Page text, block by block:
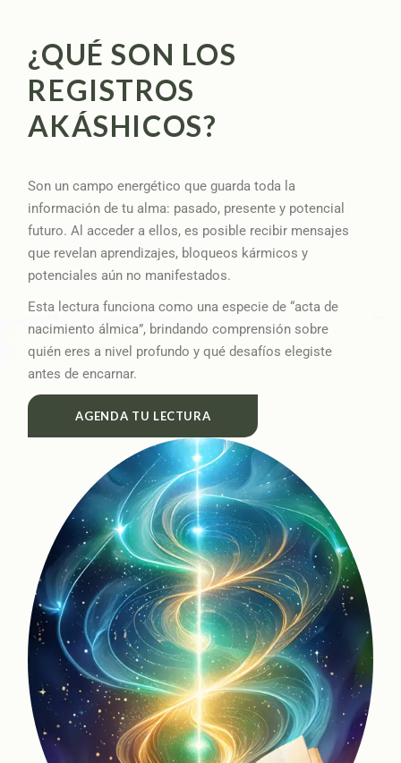
¿QUÉ SON LOS
REGISTROS
AKÁSHICOS?
Son un campo energético que guarda toda la
información de tu alma: pasado, presente y potencial
futuro. Al acceder a ellos, es posible recibir mensajes
que revelan aprendizajes, bloqueos kármicos y
potenciales aún no manifestados.
Esta lectura funciona como una especie de “acta de
nacimiento álmica”, brindando comprensión sobre
quién eres a nivel profundo y qué desafíos elegiste
antes de encarnar.
AGENDA TU LECTURA